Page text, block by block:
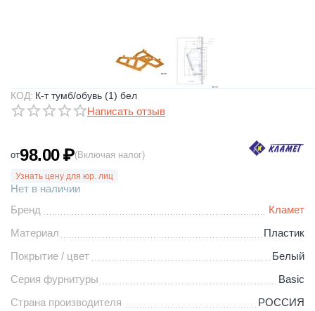
КОД: К-т тумб/обувь (1) бел
Написать отзыв
от98.00₽(Включая налог)
Узнать цену для юр. лиц
Нет в наличии
Бренд
Кламет
Материал
Пластик
Покрытие / цвет
Белый
Серия фурнитуры
Basic
Страна производителя
РОССИЯ